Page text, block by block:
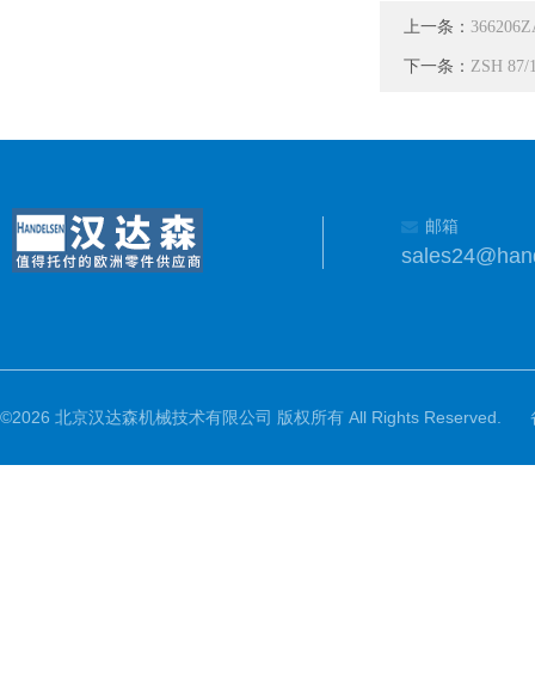
上一条：
下一条： ZSH 87/
邮箱
©2026 北京汉达森机械技术有限公司 版权所有 All Rights Reserved.